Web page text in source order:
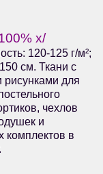
х/
120-125 г/м²;
см. Ткани с
рисунками для
чехлов
и
комплектов в